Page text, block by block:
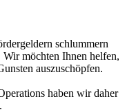
schlummern
möchten Ihnen helfen,
auszuschöpfen.
haben wir daher